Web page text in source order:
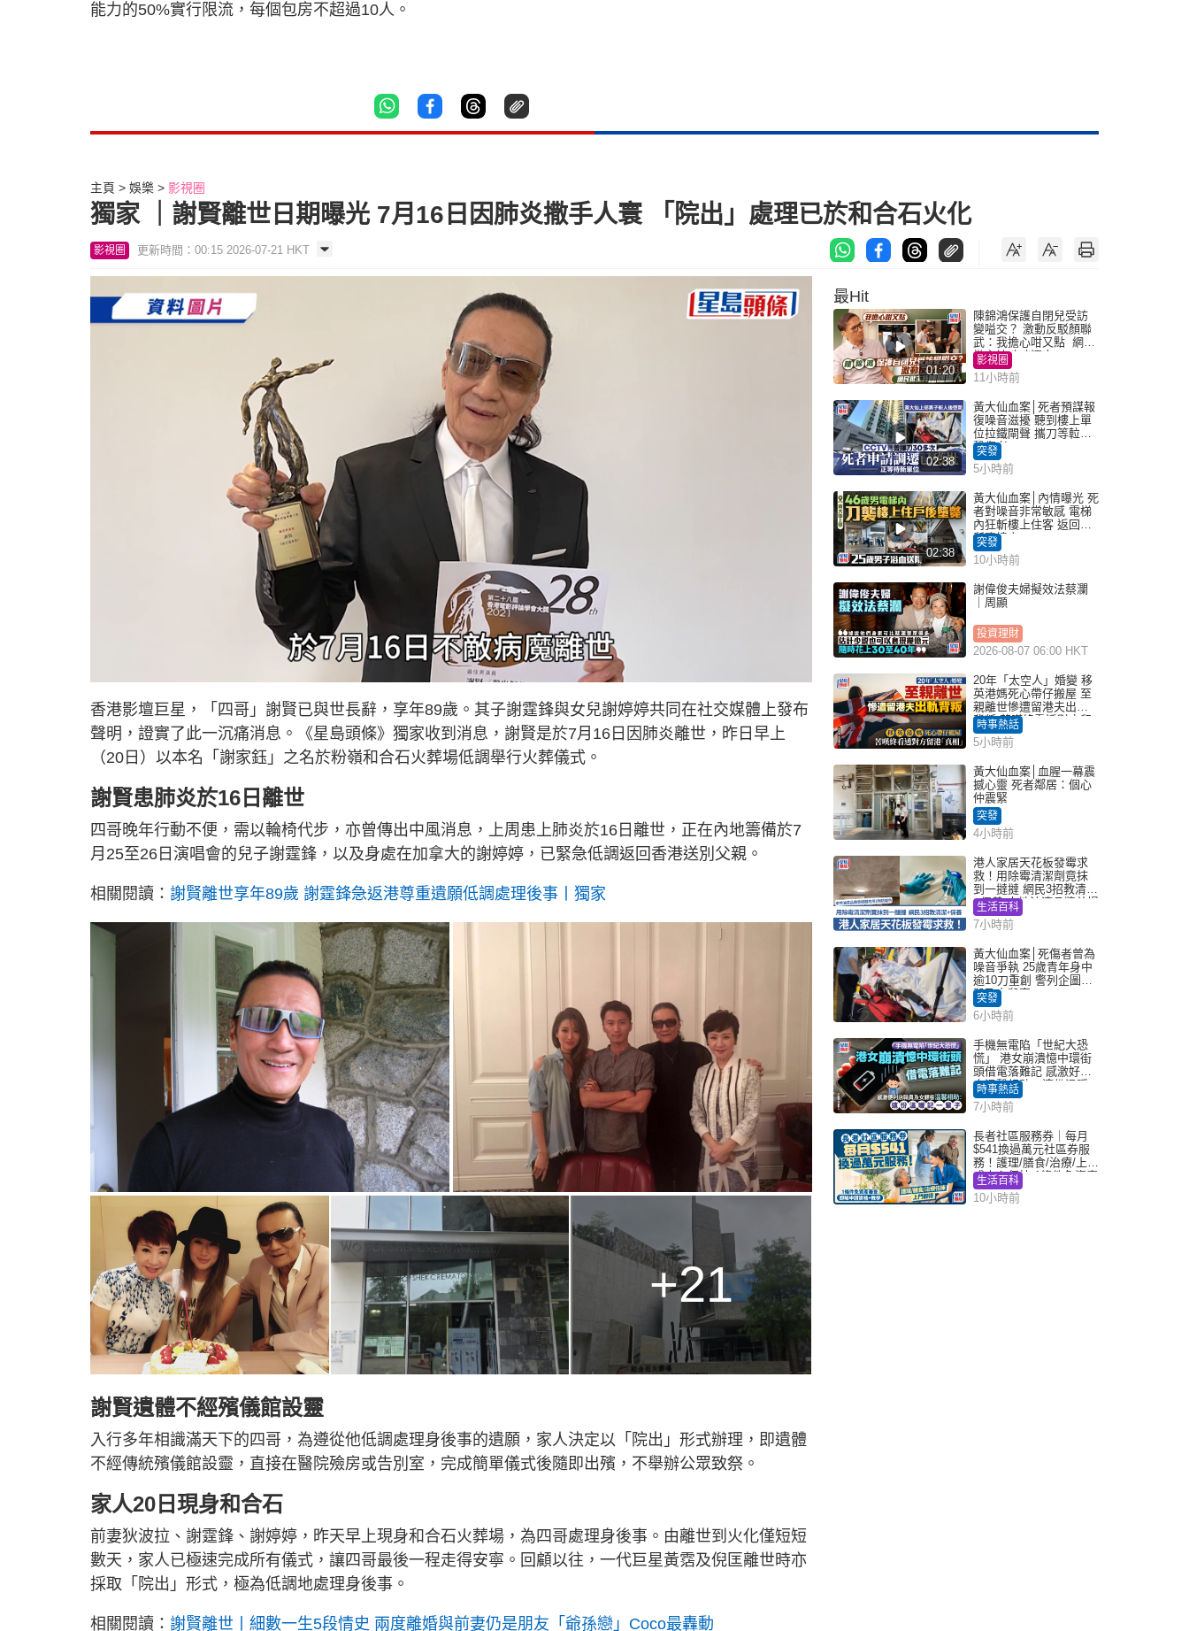
能力的50%實行限流，每個包房不超過10人。
主頁 娛樂 影視圈
獨家 ｜謝賢離世日期曝光 7月16日因肺炎撒手人寰 「院出」處理已於和合石火化
影視圈 更新時間：00:15 2026-07-21 HKT
n
u
t
e
o
e
d
:
5
2
.
8
香港影壇巨星，「四哥」謝賢已與世長辭，享年89歲。其子謝霆鋒與女兒謝婷婷共同在社交媒體上發布
聲明，證實了此一沉痛消息。《星島頭條》獨家收到消息，謝賢是於7月16日因肺炎離世，昨日早上
（20日）以本名「謝家鈺」之名於粉嶺和合石火葬場低調舉行火葬儀式。
謝賢患肺炎於16日離世
四哥晚年行動不便，需以輪椅代步，亦曾傳出中風消息，上周患上肺炎於16日離世，正在內地籌備於7
月25至26日演唱會的兒子謝霆鋒，以及身處在加拿大的謝婷婷，已緊急低調返回香港送別父親。
相關閱讀： 謝賢離世享年89歲 謝霆鋒急返港尊重遺願低調處理後事丨獨家
+21
謝賢遺體不經殯儀館設靈
入行多年相識滿天下的四哥，為遵從他低調處理身後事的遺願，家人決定以「院出」形式辦理，即遺體
不經傳統殯儀館設靈，直接在醫院殮房或告別室，完成簡單儀式後隨即出殯，不舉辦公眾致祭。
家人20日現身和合石
前妻狄波拉、謝霆鋒、謝婷婷，昨天早上現身和合石火葬場，為四哥處理身後事。由離世到火化僅短短
數天，家人已極速完成所有儀式，讓四哥最後一程走得安寧。回顧以往，一代巨星黃霑及倪匡離世時亦
採取「院出」形式，極為低調地處理身後事。
相關閱讀： 謝賢離世丨細數一生5段情史 兩度離婚與前妻仍是朋友「爺孫戀」Coco最轟動
最Hit
01:20
陳錦鴻保護自閉兒受訪
變嗌交？ 激動反駁顏聯
武：我擔心咁又點 網民
批主持咄咄逼人
影視圈
11小時前
02:38
黃大仙血案│死者預謀報
復噪音滋擾 聽到樓上單
位拉鐵閘聲 攜刀等𨋢伏
擊傷者
突發
5小時前
02:38
黃大仙血案│內情曝光 死
者對噪音非常敏感 電梯
內狂斬樓上住客 返回住
所墮樓亡
突發
10小時前
謝偉俊夫婦擬效法蔡瀾
｜周顯
投資理財
2026-08-07 06:00 HKT
20年「太空人」婚變 移
英港媽死心帶仔搬屋 至
親離世慘遭留港夫出軌
背叛 苦嘆終看透對方留
港「真相」｜Juicy叮
時事熱話
5小時前
黃大仙血案│血腥一幕震
撼心靈 死者鄰居：個心
仲震緊
突發
4小時前
港人家居天花板發霉求
救！用除霉清潔劑竟抹
到一撻撻 網民3招教清潔
+保養 本地油漆品牌曾提
醒勿用1物防變色
生活百科
7小時前
黃大仙血案│死傷者曾為
噪音爭執 25歲青年身中
逾10刀重創 警列企圖謀
殺及自殺案
突發
6小時前
手機無電陷「世紀大恐
慌」 港女崩潰憶中環街
頭借電落難記 感激好心
人溫馨相助：這份溫暖
記一輩子｜Juicy叮
時事熱話
7小時前
長者社區服務券｜每月
$541換過萬元社區券服
務！護理/膳食/治療/上門
或中心任揀 1條件免資產
審查（附申請資格及教
學）
生活百科
10小時前